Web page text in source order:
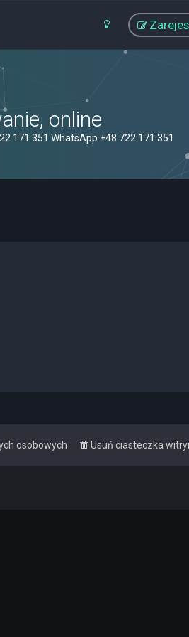
online
171 351 WhatsApp +48 722 171 351
Usuń ciasteczka
osobowych